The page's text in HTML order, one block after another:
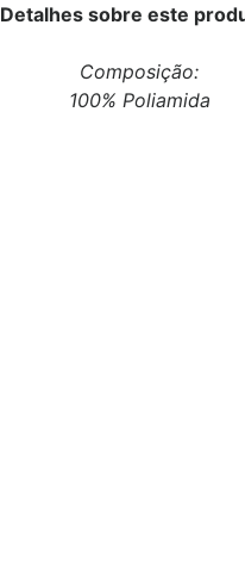
Detalhes sobre este
Composição:
100% Poliamida